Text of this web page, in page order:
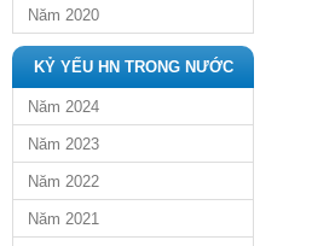
Năm 2020
KỶ YẾU HN TRONG NƯỚC
Năm 2024
Năm 2023
Năm 2022
Năm 2021